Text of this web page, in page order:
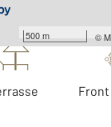
500 m ©